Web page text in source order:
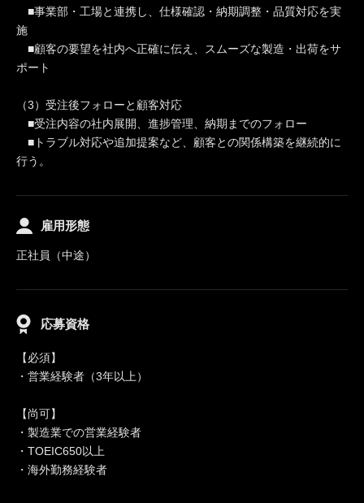
■事業部・工場と連携し、仕様確認・納期調整・品質対応を実
施
■顧客の要望を社内へ正確に伝え、スムーズな製造・出荷をサ
ポート
（3）受注後フォローと顧客対応
■受注内容の社内展開、進捗管理、納期までのフォロー
■トラブル対応や追加提案など、顧客との関係構築を継続的に
行う。
雇用形態
正社員（中途）
応募資格
【必須】
・営業経験者（3年以上）
【尚可】
・製造業での営業経験者
・TOEIC650以上
・海外勤務経験者